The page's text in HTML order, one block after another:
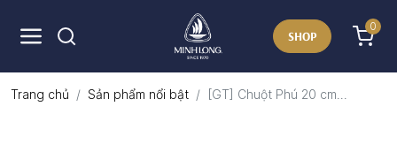
SHOP
0
Trang chủ Sản phẩm nổi bật [GT] Chuột Phú 20 cm...